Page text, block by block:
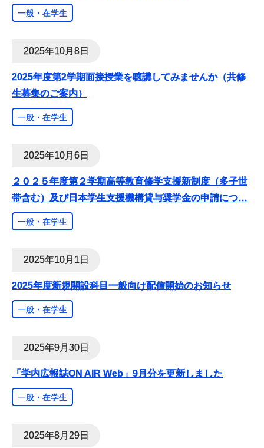
一般・在学生
2025年10月8日
2025年度第2学期面接授業を聴講してみませんか（共修
生募集のご案内）
一般・在学生
2025年10月6日
２０２５年度第２学期高等教育修学支援新制度（多子世
帯含む）及び日本学生支援機構貸与奨学金の申請につ…
一般・在学生
2025年10月1日
2025年度新規開設科目一般向け配信開始のお知らせ
一般・在学生
2025年9月30日
「学内広報誌ON AIR Web」9月分を更新しました
一般・在学生
2025年8月29日